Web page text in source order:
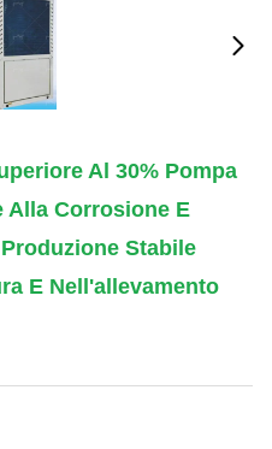
Al 30% Pompa
Alla Corrosione E
Stabile
E Nell'allevamento